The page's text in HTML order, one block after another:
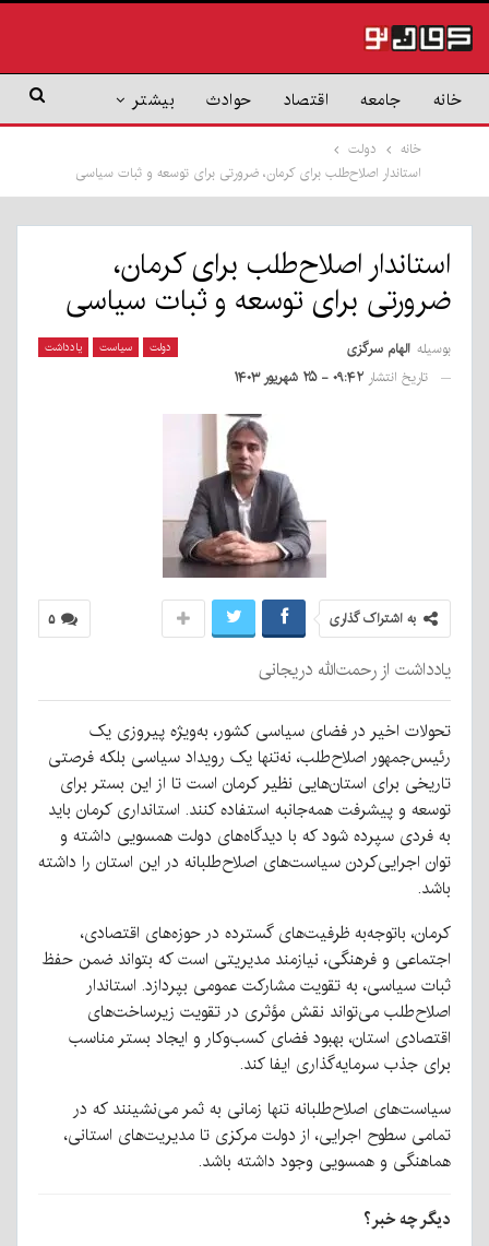
خانه جامعه اقتصاد حوادث بیشتر
خانه
دولت
استاندار اصلاح‌طلب برای کرمان، ضرورتی برای توسعه و ثبات سیاسی
استاندار اصلاح‌طلب برای کرمان،
ضرورتی برای توسعه و ثبات سیاسی
دولت سیاست یادداشت بوسیله الهام سرگزی
تاریخ انتشار ۰۹:۴۲ - ۲۵ شهریور ۱۴۰۳
۵ به اشتراک گذاری
یادداشت از رحمت‌الله دریجانی
تحولات اخیر در فضای سیاسی کشور، به‌ویژه پیروزی یک
رئیس‌جمهور اصلاح‌طلب، نه‌تنها یک رویداد سیاسی بلکه فرصتی
تاریخی برای استان‌هایی نظیر کرمان است تا از این بستر برای
توسعه و پیشرفت همه‌جانبه استفاده کنند. استانداری کرمان باید
به فردی سپرده شود که با دیدگاه‌های دولت همسویی داشته و
توان اجرایی‌کردن سیاست‌های اصلاح‌طلبانه در این استان را داشته
باشد.
کرمان، باتوجه‌به ظرفیت‌های گسترده در حوزه‌های اقتصادی،
اجتماعی و فرهنگی، نیازمند مدیریتی است که بتواند ضمن حفظ
ثبات سیاسی، به تقویت مشارکت عمومی بپردازد. استاندار
اصلاح‌طلب می‌تواند نقش مؤثری در تقویت زیرساخت‌های
اقتصادی استان، بهبود فضای کسب‌وکار و ایجاد بستر مناسب
برای جذب سرمایه‌گذاری ایفا کند.
سیاست‌های اصلاح‌طلبانه تنها زمانی به ثمر می‌نشینند که در
تمامی سطوح اجرایی، از دولت مرکزی تا مدیریت‌های استانی،
هماهنگی و همسویی وجود داشته باشد.
دیگر چه خبر؟